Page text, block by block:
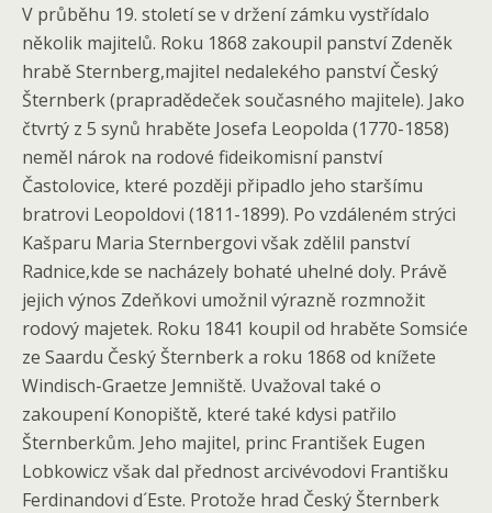
V průběhu 19. století se v držení zámku vystřídalo
několik majitelů. Roku 1868 zakoupil panství Zdeněk
hrabě Sternberg,majitel nedalekého panství Český
Šternberk (prapradědeček současného majitele). Jako
čtvrtý z 5 synů hraběte Josefa Leopolda (1770-1858)
neměl nárok na rodové fideikomisní panství
Častolovice, které později připadlo jeho staršímu
bratrovi Leopoldovi (1811-1899). Po vzdáleném strýci
Kašparu Maria Sternbergovi však zdělil panství
Radnice,kde se nacházely bohaté uhelné doly. Právě
jejich výnos Zdeňkovi umožnil výrazně rozmnožit
rodový majetek. Roku 1841 koupil od hraběte Somsiće
ze Saardu Český Šternberk a roku 1868 od knížete
Windisch-Graetze Jemniště. Uvažoval také o
zakoupení Konopiště, které také kdysi patřilo
Šternberkům. Jeho majitel, princ František Eugen
Lobkowicz však dal přednost arcivévodovi Františku
Ferdinandovi d´Este. Protože hrad Český Šternberk